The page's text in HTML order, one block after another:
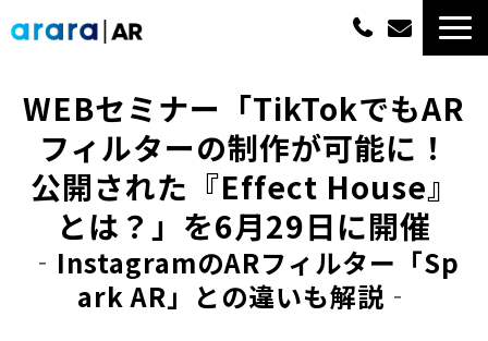
選ばれる理由
概算費用
実績紹介
WEBセミナー「TikTokでもAR
フィルターの制作が可能に！
公開された『Effect House』
とは？」を6月29日に開催
‐InstagramのARフィルター「Sp
ark AR」との違いも解説‐